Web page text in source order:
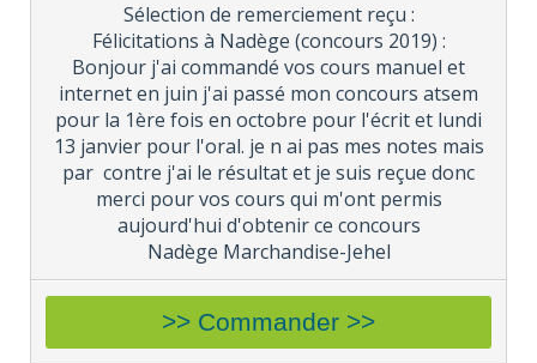
Sélection de remerciement reçu :
Félicitations à Nadège (concours 2019) :
Bonjour j'ai commandé vos cours manuel et
internet en juin j'ai passé mon concours atsem
pour la 1ère fois en octobre pour l'écrit et lundi
13 janvier pour l'oral. je n ai pas mes notes mais
par contre j'ai le résultat et je suis reçue donc
merci pour vos cours qui m'ont permis
aujourd'hui d'obtenir ce concours
Nadège Marchandise-Jehel
>> Commander >>